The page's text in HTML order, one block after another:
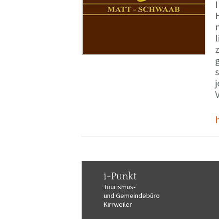
i-Punkt
Tourismus-
und Gemeindebüro
Kirrweiler